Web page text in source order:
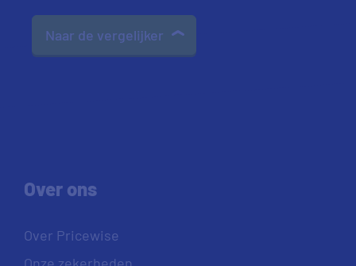
Naar de vergelijker
Over ons
Over Pricewise